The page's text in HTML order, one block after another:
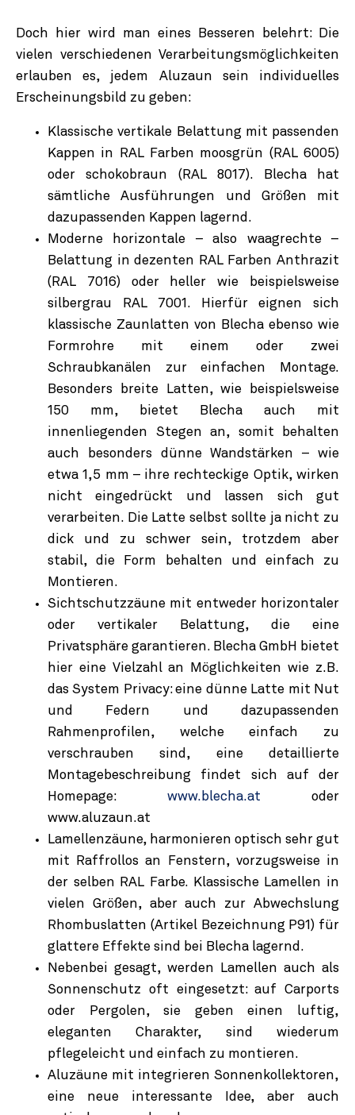
Doch hier wird man eines Besseren belehrt: Die
vielen verschiedenen Verarbeitungsmöglichkeiten
erlauben es, jedem Aluzaun sein individuelles
Erscheinungsbild zu geben:
Klassische vertikale Belattung mit passenden
Kappen in RAL Farben moosgrün (RAL 6005)
oder schokobraun (RAL 8017). Blecha hat
sämtliche Ausführungen und Größen mit
dazupassenden Kappen lagernd.
Moderne horizontale – also waagrechte –
Belattung in dezenten RAL Farben Anthrazit
(RAL 7016) oder heller wie beispielsweise
silbergrau RAL 7001. Hierfür eignen sich
klassische Zaunlatten von Blecha ebenso wie
Formrohre mit einem oder zwei
Schraubkanälen zur einfachen Montage.
Besonders breite Latten, wie beispielsweise
150 mm, bietet Blecha auch mit
innenliegenden Stegen an, somit behalten
auch besonders dünne Wandstärken – wie
etwa 1,5 mm – ihre rechteckige Optik, wirken
nicht eingedrückt und lassen sich gut
verarbeiten. Die Latte selbst sollte ja nicht zu
dick und zu schwer sein, trotzdem aber
stabil, die Form behalten und einfach zu
Montieren.
Sichtschutzzäune mit entweder horizontaler
oder vertikaler Belattung, die eine
Privatsphäre garantieren. Blecha GmbH bietet
hier eine Vielzahl an Möglichkeiten wie z.B.
das System Privacy: eine dünne Latte mit Nut
und Federn und dazupassenden
Rahmenprofilen, welche einfach zu
verschrauben sind, eine detaillierte
Montagebeschreibung findet sich auf der
Homepage: www.blecha.at oder
www.aluzaun.at
Lamellenzäune, harmonieren optisch sehr gut
mit Raffrollos an Fenstern, vorzugsweise in
der selben RAL Farbe. Klassische Lamellen in
vielen Größen, aber auch zur Abwechslung
Rhombuslatten (Artikel Bezeichnung P91) für
glattere Effekte sind bei Blecha lagernd.
Nebenbei gesagt, werden Lamellen auch als
Sonnenschutz oft eingesetzt: auf Carports
oder Pergolen, sie geben einen luftig,
eleganten Charakter, sind wiederum
pflegeleicht und einfach zu montieren.
Aluzäune mit integrieren Sonnenkollektoren,
eine neue interessante Idee, aber auch